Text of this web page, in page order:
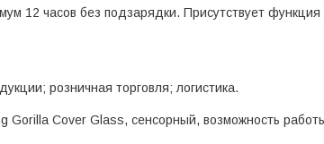
12 часов без подзарядки. Присутствует функция
розничная торговля; логистика.
Gorilla Cover Glass, сенсорный, возможность